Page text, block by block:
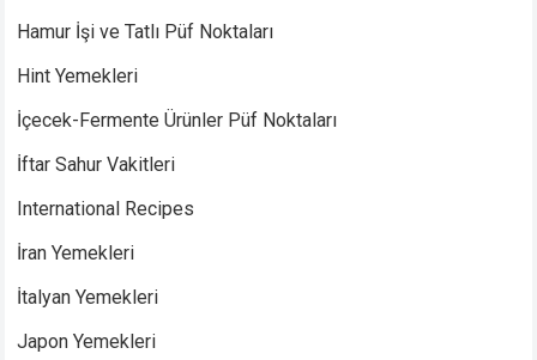
Hamur İşi ve Tatlı Püf Noktaları
Hint Yemekleri
İçecek-Fermente Ürünler Püf Noktaları
İftar Sahur Vakitleri
International Recipes
İran Yemekleri
İtalyan Yemekleri
Japon Yemekleri